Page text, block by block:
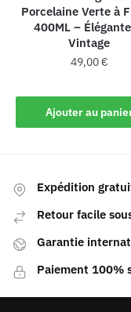
Porcelaine Verte à
400ML –
Vintage
49,00€
Ajouter au
Expédition
Retour facile
Garantie
Paiement 100%